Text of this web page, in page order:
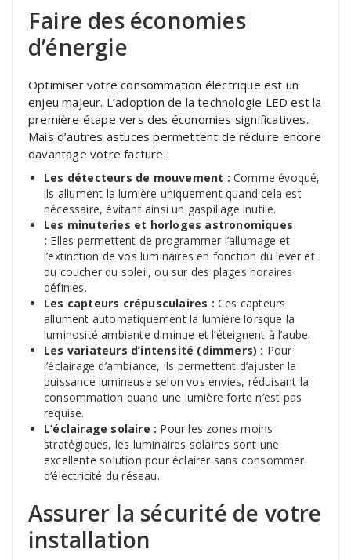
Faire des économies
d’énergie
Optimiser votre consommation électrique est un
enjeu majeur. L’adoption de la technologie LED est la
première étape vers des économies significatives.
Mais d’autres astuces permettent de réduire encore
davantage votre facture :
Les détecteurs de mouvement : Comme évoqué,
ils allument la lumière uniquement quand cela est
nécessaire, évitant ainsi un gaspillage inutile.
Les minuteries et horloges astronomiques
: Elles permettent de programmer l’allumage et
l’extinction de vos luminaires en fonction du lever et
du coucher du soleil, ou sur des plages horaires
définies.
Les capteurs crépusculaires : Ces capteurs
allument automatiquement la lumière lorsque la
luminosité ambiante diminue et l’éteignent à l’aube.
Les variateurs d’intensité (dimmers) : Pour
l’éclairage d’ambiance, ils permettent d’ajuster la
puissance lumineuse selon vos envies, réduisant la
consommation quand une lumière forte n’est pas
requise.
L’éclairage solaire : Pour les zones moins
stratégiques, les luminaires solaires sont une
excellente solution pour éclairer sans consommer
d’électricité du réseau.
Assurer la sécurité de votre
installation